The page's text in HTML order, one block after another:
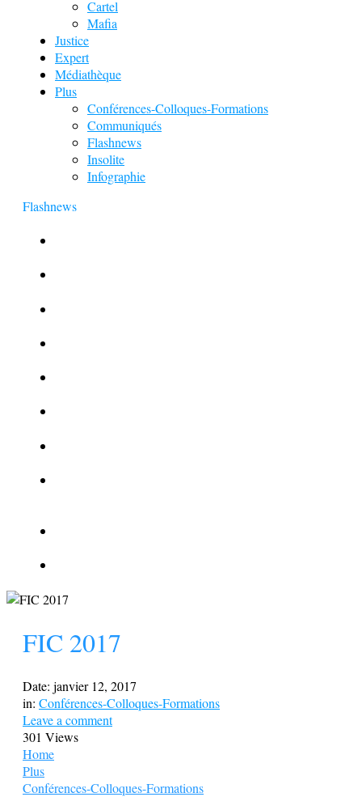
Cartel
Mafia
Justice
Expert
Médiathèque
Plus
Conférences-Colloques-Formations
Communiqués
Flashnews
Insolite
Infographie
Flashnews
FIC 2017
Date: janvier 12, 2017
in: Conférences-Colloques-Formations
Leave a comment
301 Views
Home
Plus
Conférences-Colloques-Formations